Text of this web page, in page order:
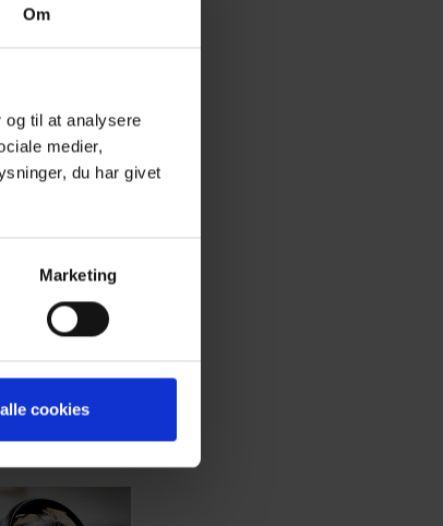
Om
til at analysere
medier,
du har givet
Marketing
cookies